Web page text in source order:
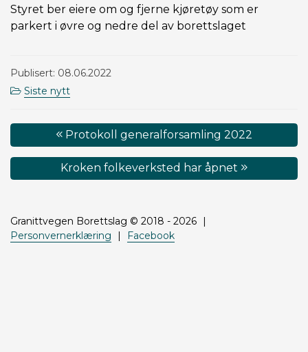
Styret ber eiere om og fjerne kjøretøy som er
parkert i øvre og nedre del av borettslaget
Publisert: 08.06.2022
Siste nytt
Innleggsnavigasjon
Protokoll generalforsamling 2022
Kroken folkeverksted har åpnet
Granittvegen Borettslag © 2018 - 2026
Personvernerklæring
Facebook